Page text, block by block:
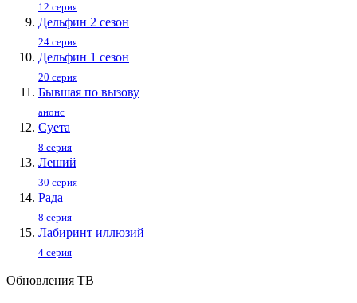
12 серия
Дельфин 2 сезон
24 серия
Дельфин 1 сезон
20 серия
Бывшая по вызову
анонс
Суета
8 серия
Леший
30 серия
Рада
8 серия
Лабиринт иллюзий
4 серия
Обновления ТВ